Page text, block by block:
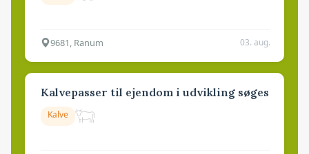
9681, Ranum 03. aug.
Kalvepasser til ejendom i udvikling søges
Kalve